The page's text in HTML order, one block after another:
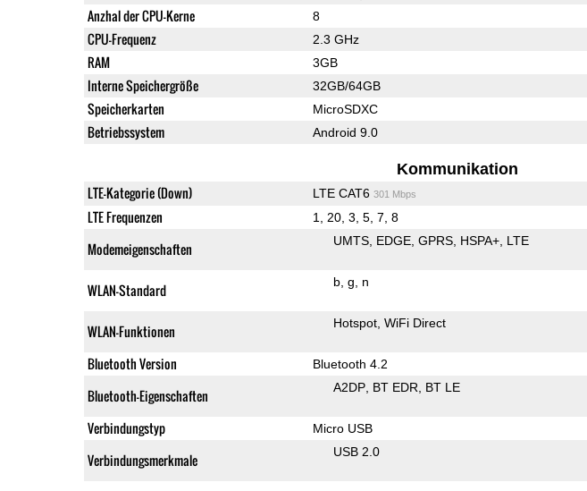
Anzhal der CPU-Kerne 8
CPU-Frequenz 2.3 GHz
RAM 3GB
Interne Speichergröße 32GB/64GB
Speicherkarten MicroSDXC
Betriebssystem Android 9.0
Kommunikation
LTE-Kategorie (Down) LTE CAT6 301 Mbps
LTE Frequenzen 1, 20, 3, 5, 7, 8
Modemeigenschaften UMTS EDGE GPRS HSPA+ LTE
WLAN-Standard b g n
WLAN-Funktionen Hotspot WiFi Direct
Bluetooth Version Bluetooth 4.2
Bluetooth-Eigenschaften A2DP BT EDR BT LE
Verbindungstyp Micro USB
Verbindungsmerkmale USB 2.0